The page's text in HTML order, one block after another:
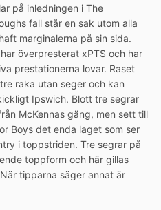
på inledningen i The
fall står en sak utom alla
marginalerna på sin sida.
överpresterat xPTS och har
prestationerna lovar. Raset
raka utan seger och kan
Ipswich. Blott tre segrar
McKennas gäng, men sett till
Boys det enda laget som ser
i toppstriden. Tre segrar på
toppform och här gillas
tipparna säger annat är